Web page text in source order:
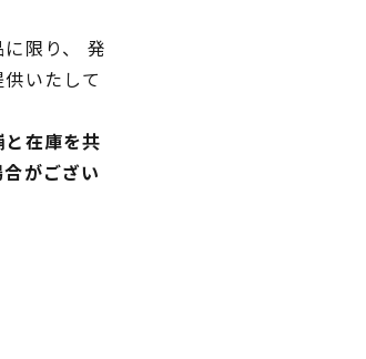
限り、 発
いたして
在庫を共
がござい